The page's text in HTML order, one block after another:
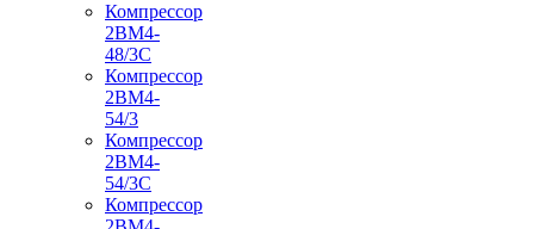
Компрессор
2ВМ4-
48/3С
Компрессор
2ВМ4-
54/3
Компрессор
2ВМ4-
54/3С
Компрессор